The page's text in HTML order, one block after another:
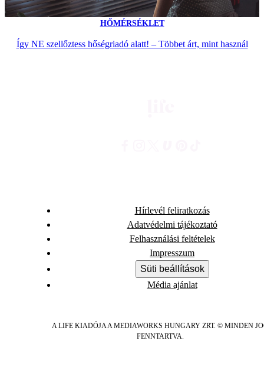
HŐMÉRSÉKLET
Így NE szellőztess hőségriadó alatt! – Többet árt, mint használ
Hírlevél feliratkozás
Adatvédelmi tájékoztató
Felhasználási feltételek
Impresszum
Süti beállítások
Média ajánlat
A LIFE KIADÓJA A MEDIAWORKS HUNGARY ZRT. © MINDEN
FENNTARTVA.